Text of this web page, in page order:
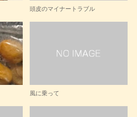
頭皮のマイナートラブル
風に乗って